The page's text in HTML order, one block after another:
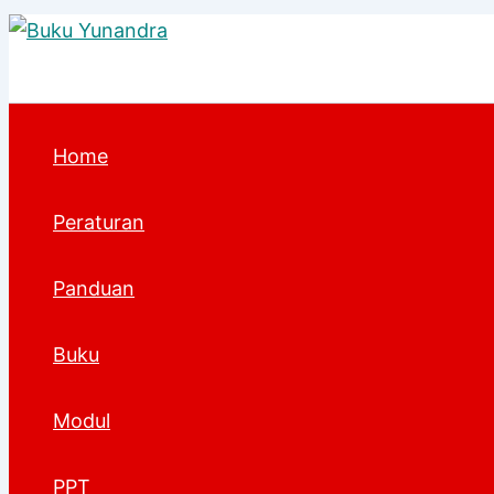
Lewati
Home
Peraturan
Panduan
Buku
Modul
PPT